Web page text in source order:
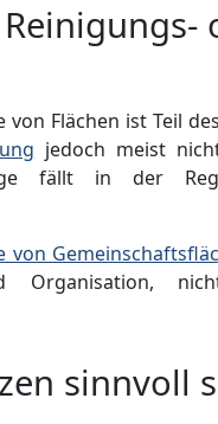
Flächen ist Teil
jedoch meist
fällt in der
von
sinnvoll